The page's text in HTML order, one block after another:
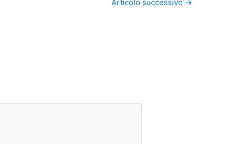
Articolo successivo →